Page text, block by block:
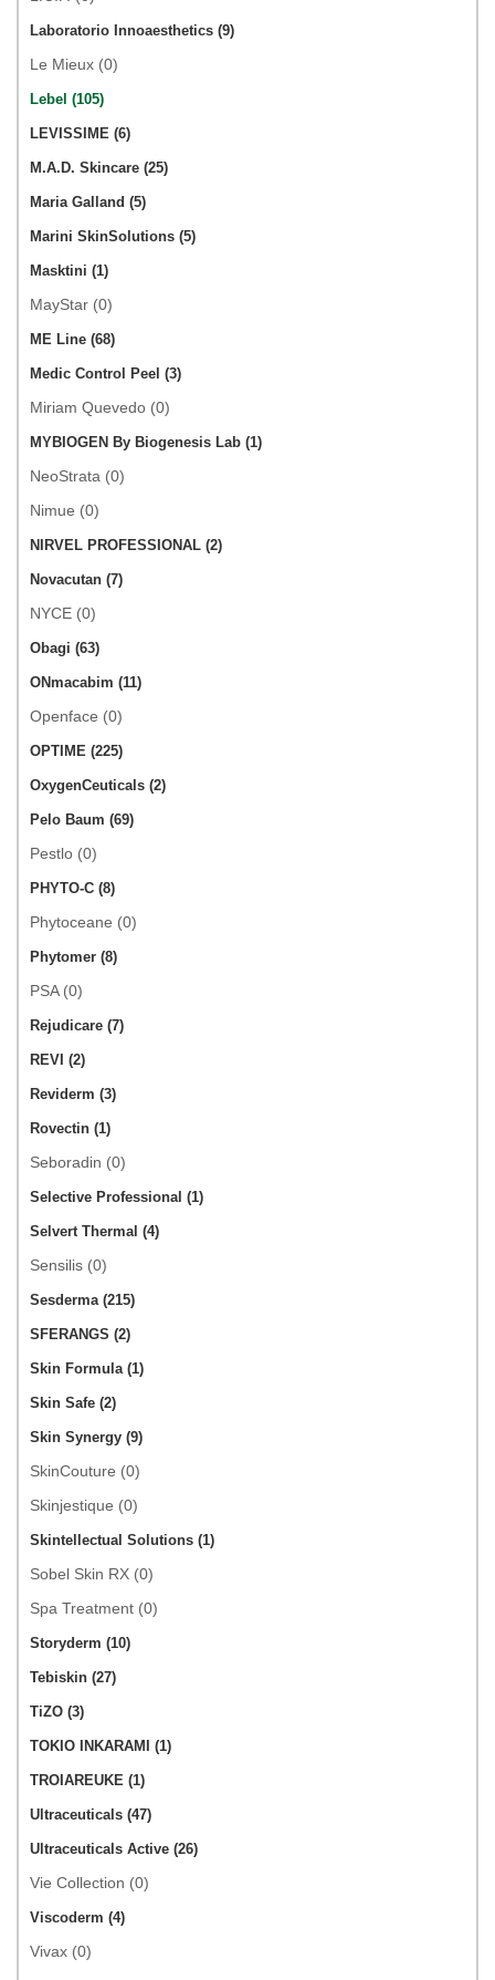
Laboratorio Innoaesthetics (9)
Le Mieux (0)
Lebel (105)
LEVISSIME (6)
M.A.D. Skincare (25)
Maria Galland (5)
Marini SkinSolutions (5)
Masktini (1)
MayStar (0)
ME Line (68)
Medic Control Peel (3)
Miriam Quevedo (0)
MYBIOGEN By Biogenesis Lab (1)
NeoStrata (0)
Nimue (0)
NIRVEL PROFESSIONAL (2)
Novacutan (7)
NYCE (0)
Obagi (63)
ONmacabim (11)
Openface (0)
OPTIME (225)
OxygenCeuticals (2)
Pelo Baum (69)
Pestlo (0)
PHYTO-C (8)
Phytoceane (0)
Phytomer (8)
PSA (0)
Rejudicare (7)
REVI (2)
Reviderm (3)
Rovectin (1)
Seboradin (0)
Selective Professional (1)
Selvert Thermal (4)
Sensilis (0)
Sesderma (215)
SFERANGS (2)
Skin Formula (1)
Skin Safe (2)
Skin Synergy (9)
SkinCouture (0)
Skinjestique (0)
Skintellectual Solutions (1)
Sobel Skin RX (0)
Spa Treatment (0)
Storyderm (10)
Tebiskin (27)
TiZO (3)
TOKIO INKARAMI (1)
TROIAREUKE (1)
Ultraceuticals (47)
Ultraceuticals Active (26)
Vie Collection (0)
Viscoderm (4)
Vivax (0)